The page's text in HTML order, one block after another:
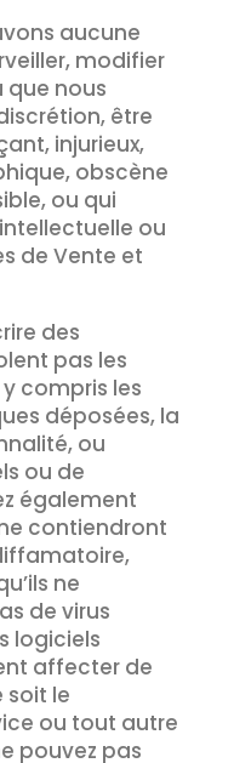
aucune
modifier
que nous
être
injurieux,
obscène
ou qui
ou
de Vente et
des
pas les
compris les
déposées, la
ou
ou de
également
contiendront
ne
de virus
logiciels
affecter de
soit le
ou tout autre
pouvez pas